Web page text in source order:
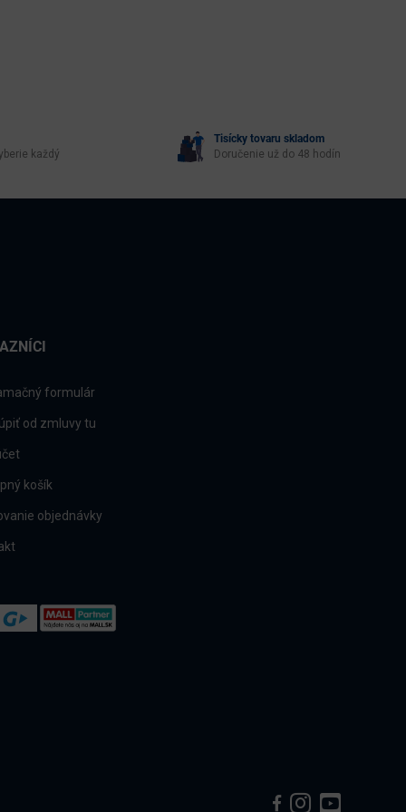
každý
Tisícky tovaru skladom
Doručenie už do 48 hodín
formulár
od zmluvy tu
košík
objednávky